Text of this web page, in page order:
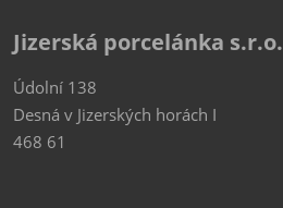
Jizerská porcelánka s.r.o.
Údolní 138
Desná v Jizerských horách I
468 61